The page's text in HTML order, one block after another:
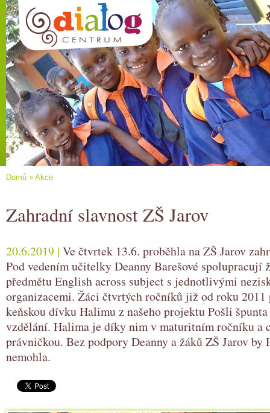
Domů » Akce
Zahradní slavnost ZŠ Jarov
20.6.2019 | Ve čtvrtek 13.6. proběhla na ZŠ Jarov
Pod vedením učitelky Deanny Barešové spolupracují
předmětu English across subject s jednotlivými
organizacemi. Žáci čtvrtých ročníků již od roku
keňskou dívku Halimu z našeho projektu Pošli
vzdělání. Halima je díky nim v maturitním ročníku a
právničkou. Bez podpory Deanny a žáků ZŠ Jarov by
nemohla.